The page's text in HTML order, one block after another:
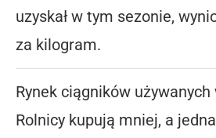
uzyskał w tym sezonie,
za kilogram.
Rynek ciągników
Rolnicy kupują mniej, a